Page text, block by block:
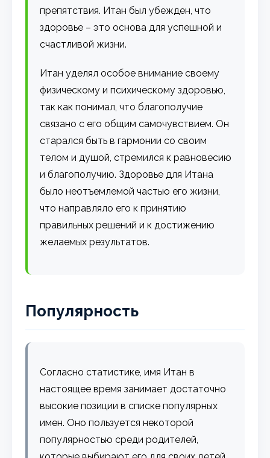
препятствия. Итан был убежден, что
здоровье – это основа для успешной и
счастливой жизни.
Итан уделял особое внимание своему
физическому и психическому здоровью,
так как понимал, что благополучие
связано с его общим самочувствием. Он
старался быть в гармонии со своим
телом и душой, стремился к равновесию
и благополучию. Здоровье для Итана
было неотъемлемой частью его жизни,
что направляло его к принятию
правильных решений и к достижению
желаемых результатов.
Популярность
Согласно статистике, имя Итан в
настоящее время занимает достаточно
высокие позиции в списке популярных
имен. Оно пользуется некоторой
популярностью среди родителей,